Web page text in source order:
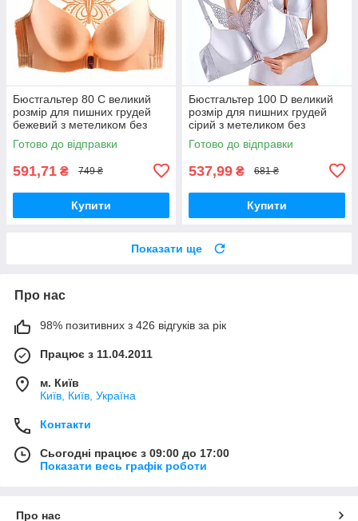
Бюстгальтер 80 C великий
розмір для пишних грудей
бежевий з метеликом без
кісточок застібкою спереду
Готово до відправки
591,71 ₴ 749 ₴
Купити
Бюстгальтер 100 D великий
розмір для пишних грудей
сірий з метеликом без
кісточок застібкою спереду
Готово до відправки
537,99 ₴ 681 ₴
Купити
Показати ще
Про нас
98% позитивних з 426 відгуків за рік
Працює з 11.04.2011
м. Київ
Київ, Київ, Україна
Контакти
Сьогодні працює з 09:00 до 17:00
Показати весь графік роботи
Про нас